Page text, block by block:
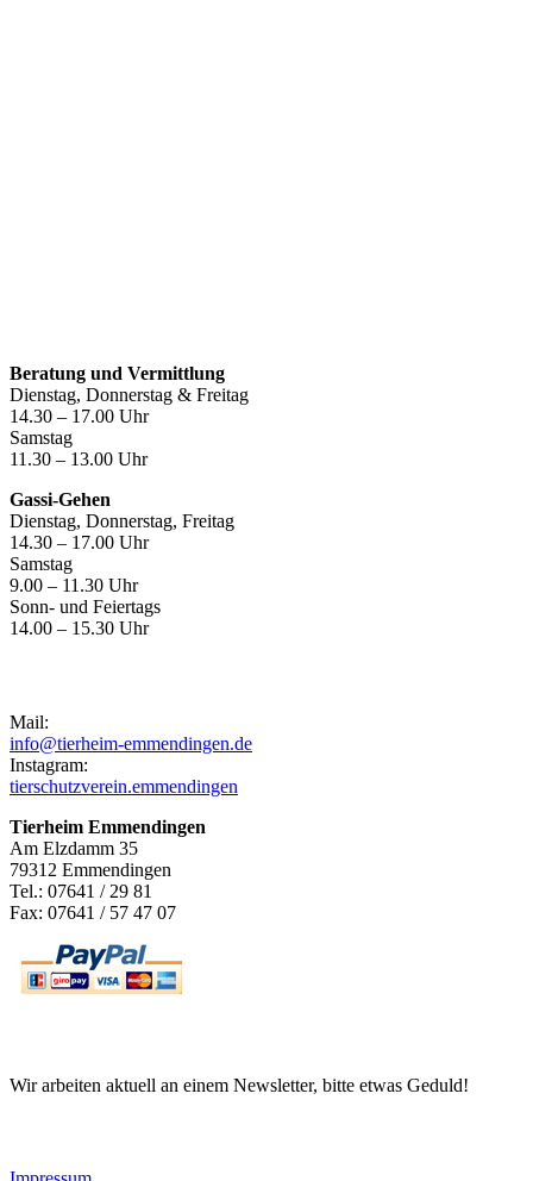
Beratung und Vermittlung
Dienstag, Donnerstag & Freitag
14.30 – 17.00 Uhr
Samstag
11.30 – 13.00 Uhr
Gassi-Gehen
Dienstag, Donnerstag, Freitag
14.30 – 17.00 Uhr
Samstag
9.00 – 11.30 Uhr
Sonn- und Feiertags
14.00 – 15.30 Uhr
Mail:
info@tierheim-emmendingen.de
Instagram:
tierschutzverein.emmendingen
Tierheim Emmendingen
Am Elzdamm 35
79312 Emmendingen
Tel.: 07641 / 29 81
Fax: 07641 / 57 47 07
Wir arbeiten aktuell an einem Newsletter, bitte etwas Geduld!